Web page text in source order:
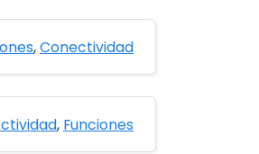
,Conectividad
, Funciones